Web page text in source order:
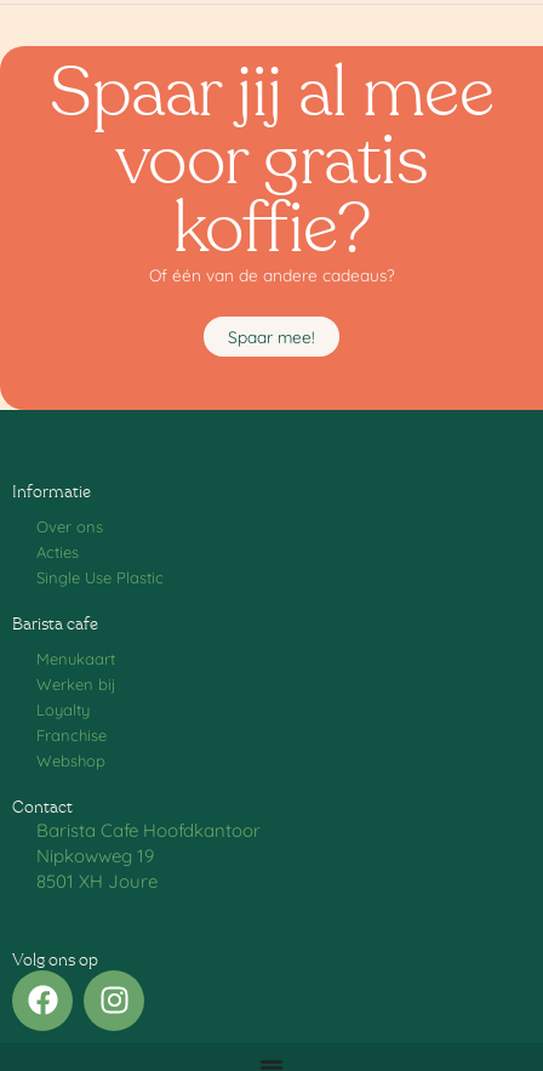
Spaar jij al mee
voor gratis
koffie?
Of één van de andere cadeaus?
Spaar mee!
Informatie
Over ons
Acties
Single Use Plastic
Barista cafe
Menukaart
Werken bij
Loyalty
Franchise
Webshop
Contact
Barista Cafe Hoofdkantoor
Nipkowweg 19
8501 XH Joure
Volg ons op
F
a
I
n